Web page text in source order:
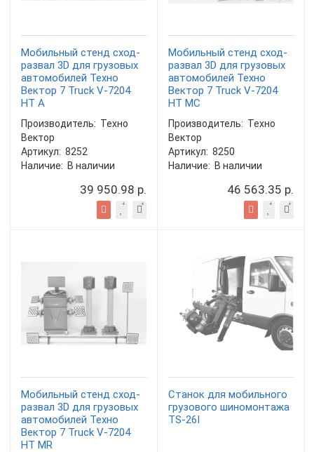
Мобильный стенд сход-
развал 3D для грузовых
автомобилей Техно
Вектор 7 Truck V-7204
HT A
Производитель: Техно
Вектор
Артикул: 8252
Наличие: В наличии
39 950.98 р.
Мобильный стенд сход-
развал 3D для грузовых
автомобилей Техно
Вектор 7 Truck V-7204
HT MC
Производитель: Техно
Вектор
Артикул: 8250
Наличие: В наличии
46 563.35 р.
Мобильный стенд сход-
развал 3D для грузовых
автомобилей Техно
Вектор 7 Truck V-7204
HT MR
Станок для мобильного
грузового шиномонтажа
TS-26I